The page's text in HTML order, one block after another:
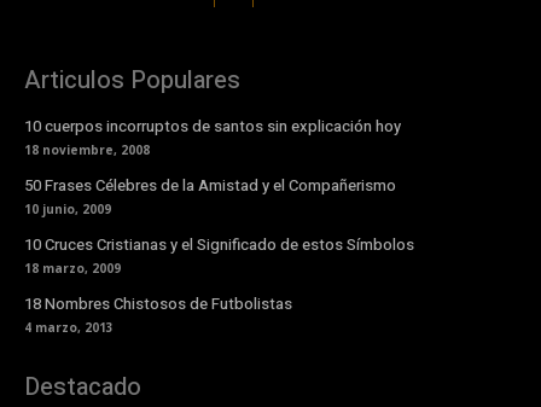
Articulos Populares
10 cuerpos incorruptos de santos sin explicación hoy
18 noviembre, 2008
50 Frases Célebres de la Amistad y el Compañerismo
10 junio, 2009
10 Cruces Cristianas y el Significado de estos Símbolos
18 marzo, 2009
18 Nombres Chistosos de Futbolistas
4 marzo, 2013
Destacado